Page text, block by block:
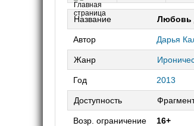
Название Любовь
Автор Дарья
Жанр
Год 2013
Доступность
Возр. ограничение 16+